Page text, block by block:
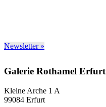
Newsletter »
Galerie Rothamel Erfurt
Kleine Arche 1 A
99084 Erfurt